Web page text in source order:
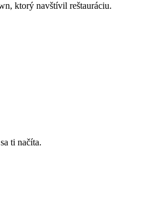
ktorý navštívil reštauráciu.
ti načíta.